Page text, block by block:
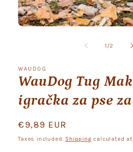
1 /of
2
WAUDOG
WauDog Tug
igračka za pse
Regular
price
€9,89 EUR
Taxes included. Shipping calculated